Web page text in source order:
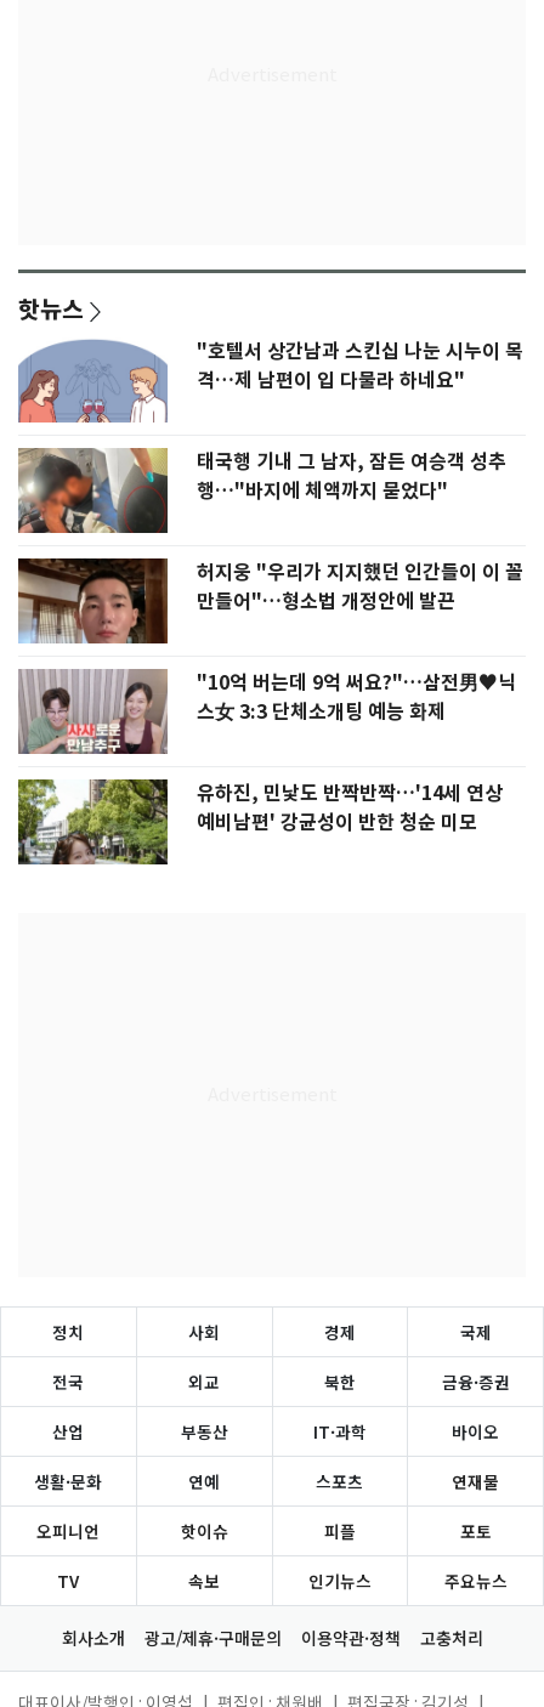
핫뉴스
"호텔서 상간남과 스킨십 나눈 시누이 목
격…제 남편이 입 다물라 하네요"
태국행 기내 그 남자, 잠든 여승객 성추
행…"바지에 체액까지 묻었다"
허지웅 "우리가 지지했던 인간들이 이 꼴
만들어"…형소법 개정안에 발끈
"10억 버는데 9억 써요?"…삼전男♥닉
스女 3:3 단체소개팅 예능 화제
유하진, 민낯도 반짝반짝…'14세 연상
예비남편' 강균성이 반한 청순 미모
정치 사회 경제 국제
전국 외교 북한 금융·증권
산업 부동산 IT·과학 바이오
생활·문화 연예 스포츠 연재물
오피니언 핫이슈 피플 포토
TV 속보 인기뉴스 주요뉴스
회사소개 광고/제휴·구매문의 이용약관·정책 고충처리